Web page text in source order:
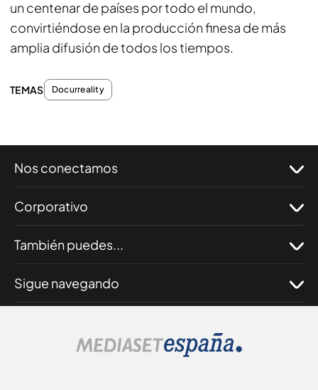
un centenar de países por todo el mundo,
convirtiéndose en la producción finesa de más
amplia difusión de todos los tiempos.
TEMAS Docurreality
Nos conectamos
Corporativo
También puedes...
Sigue navegando